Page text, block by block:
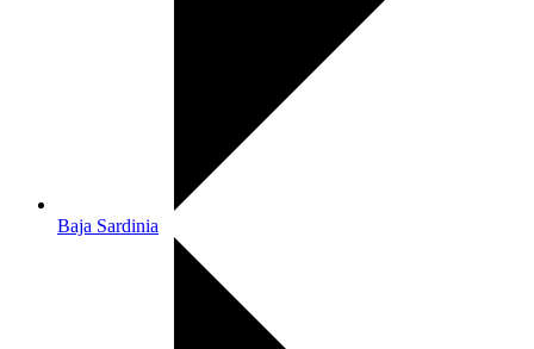
Baja Sardinia